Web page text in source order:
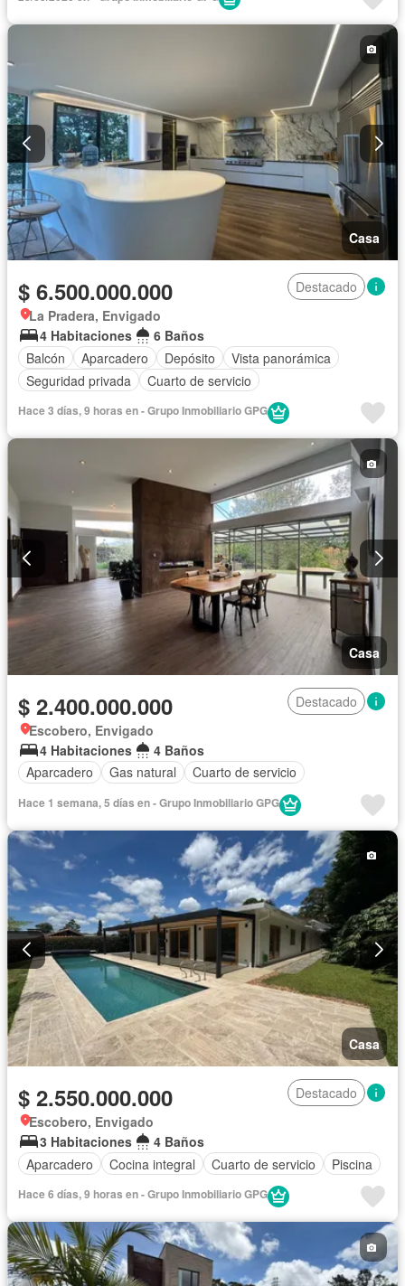
Vista panorámica
Cuarto de servicio
Casa
$ 6.500.000.000
Destacado
La Pradera, Envigado
4 Habitaciones
6 Baños
Balcón
Aparcadero Depósito
Vista panorámica
Seguridad privada
Cuarto de servicio
Hace 3 días, 9 horas en - Grupo Inmobiliario GPG
Casa
$ 2.400.000.000
Destacado
Escobero, Envigado
4 Habitaciones
4 Baños
Aparcadero
Gas natural Cuarto de servicio
Hace 1 semana, 5 días en - Grupo Inmobiliario GPG
Casa
$ 2.550.000.000
Destacado
Escobero, Envigado
3 Habitaciones
4 Baños
Aparcadero
Cocina integral Cuarto de servicio Piscina
Hace 6 días, 9 horas en - Grupo Inmobiliario GPG